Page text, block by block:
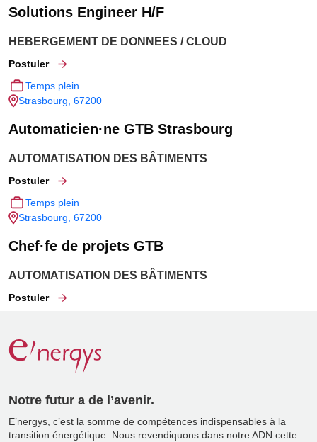
Solutions Engineer H/F
HEBERGEMENT DE DONNEES / CLOUD
Postuler
Temps plein
Strasbourg, 67200
Automaticien·ne GTB Strasbourg
AUTOMATISATION DES BÂTIMENTS
Postuler
Temps plein
Strasbourg, 67200
Chef·fe de projets GTB
AUTOMATISATION DES BÂTIMENTS
Postuler
Notre futur a de l’avenir.
E’nergys, c’est la somme de compétences indispensables à la
transition énergétique. Nous revendiquons dans notre ADN cette